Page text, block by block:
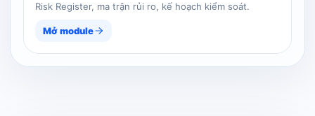
Risk Register, ma trận rủi ro, kế hoạch kiểm soát.
Mở module